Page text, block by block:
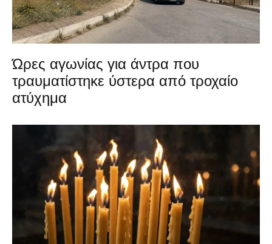
Ώρες αγωνίας για άντρα που
τραυματίστηκε ύστερα από τροχαίο
ατύχημα